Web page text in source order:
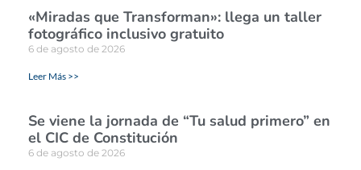
«Miradas que Transforman»: llega un taller
fotográfico inclusivo gratuito
6 de agosto de 2026
Leer Más >>
Se viene la jornada de “Tu salud primero” en
el CIC de Constitución
6 de agosto de 2026